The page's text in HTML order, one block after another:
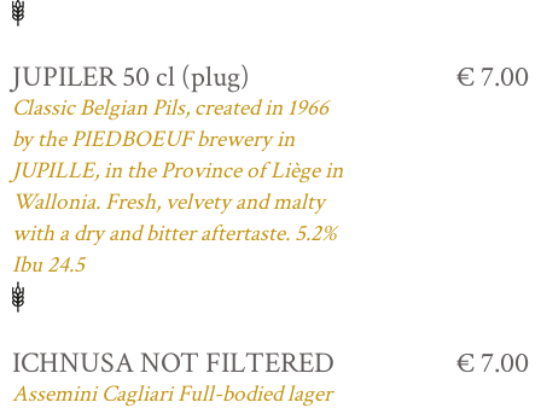
JUPILER 50 cl (plug)
Classic Belgian Pils, created in 1966
by the PIEDBOEUF brewery in
JUPILLE, in the Province of Liège in
Wallonia. Fresh, velvety and malty
with a dry and bitter aftertaste. 5.2%
Ibu 24.5
€ 7.00
ICHNUSA NOT FILTERED
Assemini Cagliari Full-bodied lager
€ 7.00